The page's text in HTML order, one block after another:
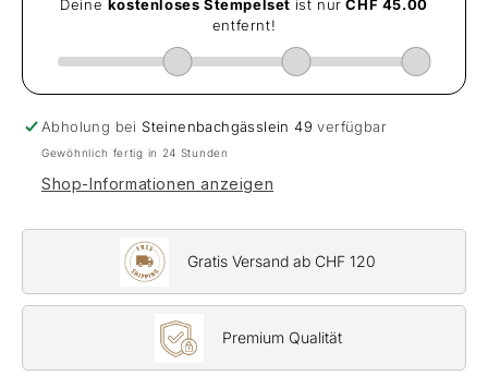
Abholung bei Steinenbachgässlein 49 verfügbar
Gewöhnlich fertig in 24 Stunden
Shop-Informationen anzeigen
Gratis Versand ab CHF 120
Premium Qualität